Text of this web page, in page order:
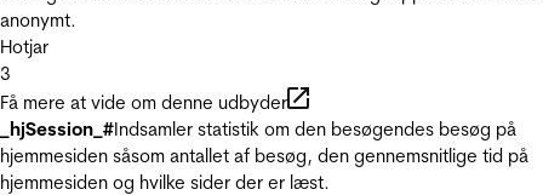
anonymt.
Hotjar
3
Få mere at vide om denne udbyder
_hjSession_#Indsamler statistik om den besøgendes besøg på
hjemmesiden såsom antallet af besøg, den gennemsnitlige tid på
hjemmesiden og hvilke sider der er læst.